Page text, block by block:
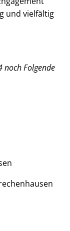
und vielfältig
noch Folgende